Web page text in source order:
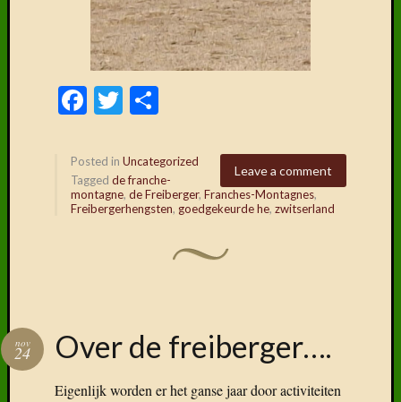
Facebook
Twitter
Leave a comment
Posted in Uncategorized
Tagged de franche-
montagne, de Freiberger, Franches-Montagnes,
Freibergerhengsten, goedgekeurde he, zwitserland
Over de freiberger….
nov
24
Eigenlijk worden er het ganse jaar door activiteiten